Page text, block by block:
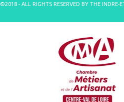
©2018 - ALL RIGHTS RESERVED BY THE INDRE-